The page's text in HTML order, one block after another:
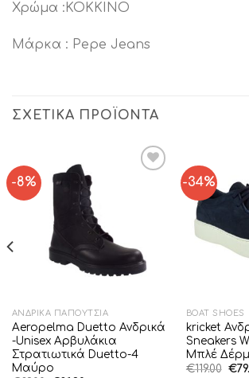
Χρώμα :ΚΟΚΚΙΝΟ
Μάρκα : Pepe Jeans
ΣΧΕΤΙΚΆ ΠΡΟΪΌΝΤΑ
-8%
ΑΝΔΡΙΚΆ ΠΑΠΟΎΤΣΙΑ
Aeropelma Duetto Ανδρικά
-Unisex Αρβυλάκια
Στρατιωτικά Duetto-4
Μαύρο
-34%
BOAT SHOES
kricket
Sneakers
Μπλέ
€119.00 €